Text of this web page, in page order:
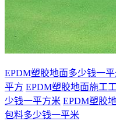
EPDM塑胶地面多少钱一
平方 EPDM塑胶地面施工
少钱一平方米 EPDM塑胶
包料多少钱一平米